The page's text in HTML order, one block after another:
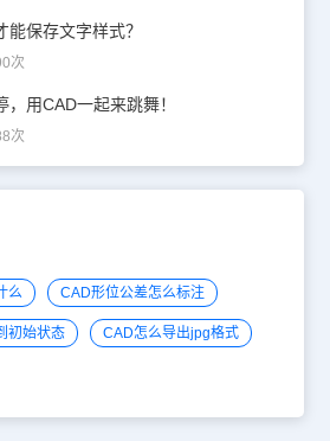
保存文字样式？
次
用CAD一起来跳舞！
次
么 CAD形位公差怎么标注
初始状态 CAD怎么导出jpg格式